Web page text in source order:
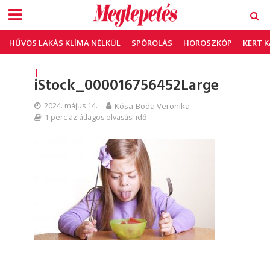
HŰVÖS LAKÁS KLÍMA NÉLKÜL SPÓROLÁS HOROSZKÓP KERT
iStock_000016756452Large
2024. május 14. Kósa-Boda Veronika
1 perc az átlagos olvasási idő